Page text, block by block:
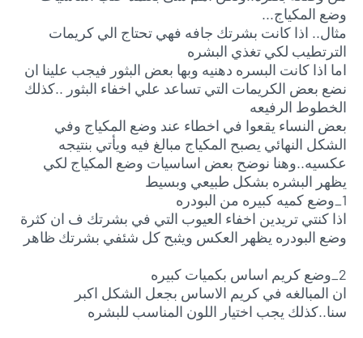
وضع المكياج...
مثال.. اذا كانت بشرتك جافه فهي تحتاج الي كريمات
الترتطيب لكي تغذي البشره
اما اذا كانت البسره دهنيه وبها بعض البثور فيجب علينا ان
نضع بعض الكريمات التي تساعد علي اخفاء البثور ..كذلك
الخطوط الرفيعه
بعض النساء يقعوا في اخطاء عند وضع المكياج وفي
الشكل النهائي يصبح المكياج مبالغ فيه ويأتي بنتيجه
عكسيه..وهنا نوضح بعض اساسيات وضع المكياج لكي
يظهر البشره بشكل طبيعي وبسيط
1_وضع كميه كبيره من البودره
اذا كنتي تريدين اخفاء العيوب التي في بشرتك ف ان كثرة
وضع البودره يظهر العكس ويثبح كل شئفي بشرتك ظاهر
2_وضع كريم اساس بكميات كبيره
ان المبالغه في كريم الاساس بجعل الشكل اكبر
سنا..كذلك يجب اختيار اللون المناسب للبشره